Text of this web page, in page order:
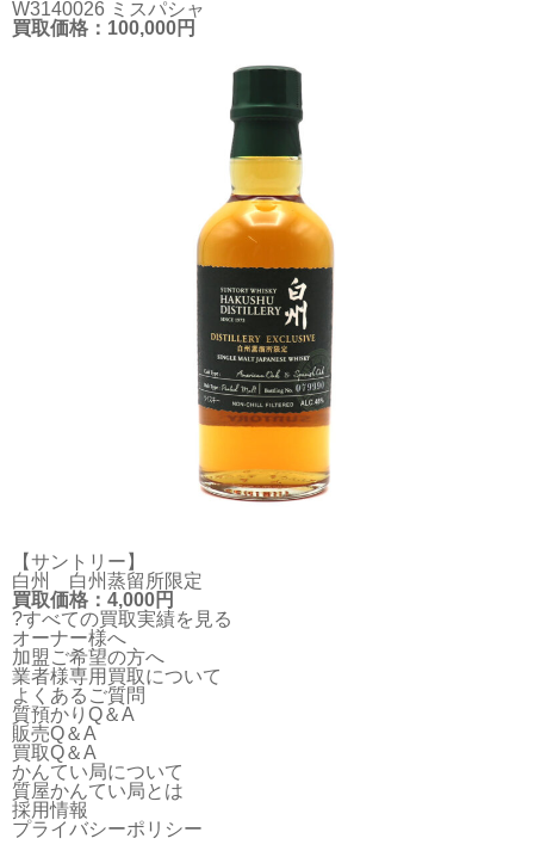
W3140026 ミスパシャ
買取価格：100,000円
【サントリー】
白州 白州蒸留所限定
買取価格：4,000円
?すべての買取実績を見る
オーナー様へ
加盟ご希望の方へ
業者様専用買取について
よくあるご質問
質預かりQ＆A
販売Q＆A
買取Q＆A
かんてい局について
質屋かんてい局とは
採用情報
プライバシーポリシー